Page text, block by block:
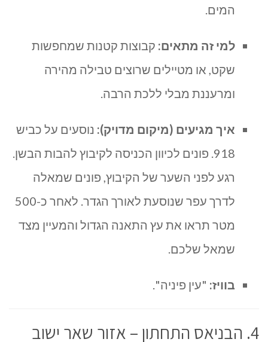
המים.
למי זה מתאים: קבוצות קטנות שמחפשות
שקט, או מטיילים שרוצים טבילה מהירה
ומרעננת מבלי ללכת הרבה.
איך מגיעים (מיקום מדויק): נוסעים על כביש
918. פונים לכיוון הכניסה לקיבוץ להבות הבשן.
רגע לפני השער של הקיבוץ, פונים שמאלה
לדרך עפר שנוסעת לאורך הגדר. לאחר כ-500
מטר תראו את עץ התאנה הגדול והמעיין מצד
שמאל שלכם.
בוויז: "עין פיניה".
4. הבניאס התחתון – אזור שאר ישוב